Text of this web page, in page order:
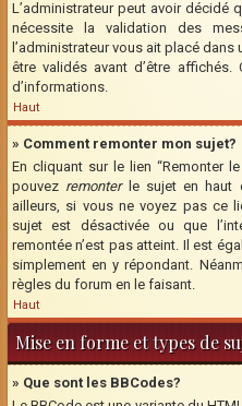
L’administrateur peut avoir décidé
nécessite la validation des
l’administrateur vous ait placé
être validés avant d’être affichés.
d’informations.
Haut
» Comment remonter mon sujet?
En cliquant sur le lien “Remonter
pouvez remonterle sujet en haut
ailleurs, si vous ne voyez pas ce
sujet est désactivée ou que
remontée n’est pas atteint. Il est
simplement en y répondant.
règles du forum en le faisant.
Haut
Mise en forme et types de
» Que sont les BBCodes?